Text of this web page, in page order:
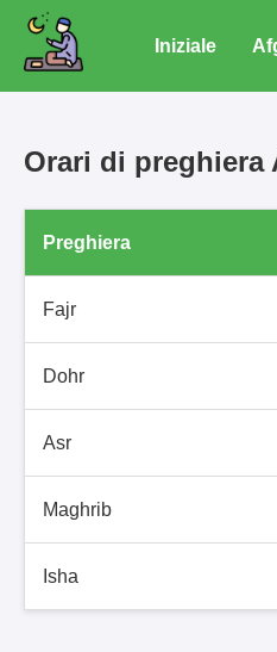
Iniziale
Orari di preghiera
Preghiera
Fajr
Dohr
Asr
Maghrib
Isha